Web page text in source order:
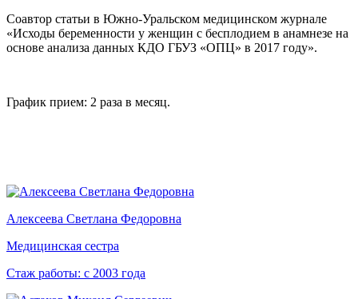
Соавтор статьи в Южно-Уральском медицинском журнале
«Исходы беременности у женщин с бесплодием в анамнезе на
основе анализа данных КДО ГБУЗ «ОПЦ» в 2017 году».
График прием: 2 раза в месяц.
Алексеева Светлана Федоровна
Медицинская сестра
Стаж работы: с 2003 года